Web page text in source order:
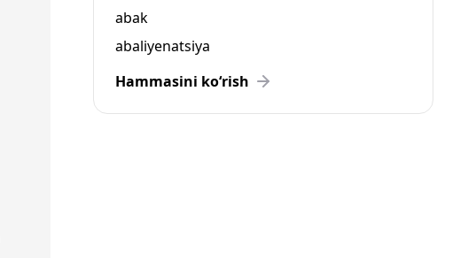
abak
abaliyenatsiya
Hammasini ko‘rish